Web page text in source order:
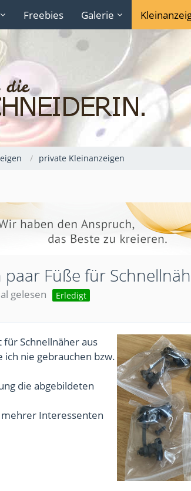
Freebies Galerie
private Kleinanzeigen
paar Füße für
gelesen Erledigt
Schnellnäher aus
ich nie gebrauchen bzw.
die abgebildeten
mehrer Interessenten